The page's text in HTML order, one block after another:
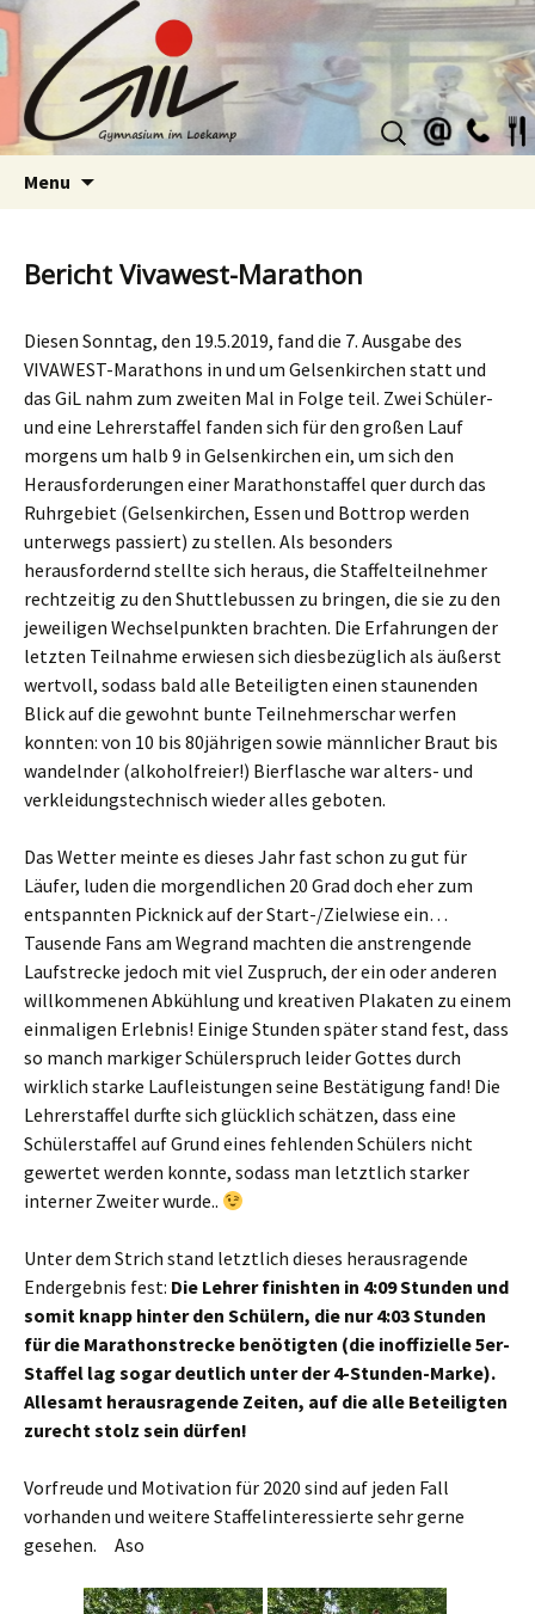
Suchen
nach:
Menu
Bericht Vivawest-Marathon
Diesen Sonntag, den 19.5.2019, fand die 7. Ausgabe des
VIVAWEST-Marathons in und um Gelsenkirchen statt und
das GiL nahm zum zweiten Mal in Folge teil. Zwei Schüler-
und eine Lehrerstaffel fanden sich für den großen Lauf
morgens um halb 9 in Gelsenkirchen ein, um sich den
Herausforderungen einer Marathonstaffel quer durch das
Ruhrgebiet (Gelsenkirchen, Essen und Bottrop werden
unterwegs passiert) zu stellen. Als besonders
herausfordernd stellte sich heraus, die Staffelteilnehmer
rechtzeitig zu den Shuttlebussen zu bringen, die sie zu den
jeweiligen Wechselpunkten brachten. Die Erfahrungen der
letzten Teilnahme erwiesen sich diesbezüglich als äußerst
wertvoll, sodass bald alle Beteiligten einen staunenden
Blick auf die gewohnt bunte Teilnehmerschar werfen
konnten: von 10 bis 80jährigen sowie männlicher Braut bis
wandelnder (alkoholfreier!) Bierflasche war alters- und
verkleidungstechnisch wieder alles geboten.
Das Wetter meinte es dieses Jahr fast schon zu gut für
Läufer, luden die morgendlichen 20 Grad doch eher zum
entspannten Picknick auf der Start-/Zielwiese ein…
Tausende Fans am Wegrand machten die anstrengende
Laufstrecke jedoch mit viel Zuspruch, der ein oder anderen
willkommenen Abkühlung und kreativen Plakaten zu einem
einmaligen Erlebnis! Einige Stunden später stand fest, dass
so manch markiger Schülerspruch leider Gottes durch
wirklich starke Laufleistungen seine Bestätigung fand! Die
Lehrerstaffel durfte sich glücklich schätzen, dass eine
Schülerstaffel auf Grund eines fehlenden Schülers nicht
gewertet werden konnte, sodass man letztlich starker
interner Zweiter wurde..
Unter dem Strich stand letztlich dieses herausragende
Endergebnis fest: Die Lehrer finishten in 4:09 Stunden und
somit knapp hinter den Schülern, die nur 4:03 Stunden
für die Marathonstrecke benötigten (die inoffizielle 5er-
Staffel lag sogar deutlich unter der 4-Stunden-Marke).
Allesamt herausragende Zeiten, auf die alle Beteiligten
zurecht stolz sein dürfen!
Vorfreude und Motivation für 2020 sind auf jeden Fall
vorhanden und weitere Staffelinteressierte sehr gerne
gesehen. Aso